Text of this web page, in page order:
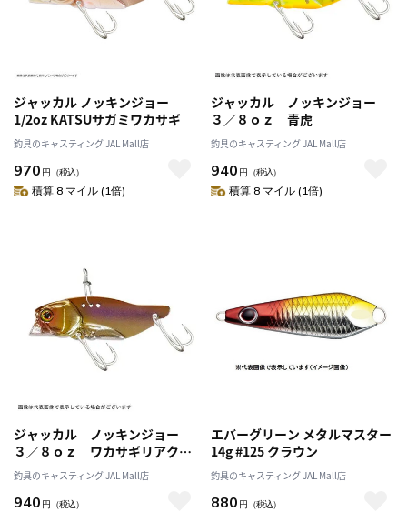
ジャッカル ノッキンジョー
1/2oz KATSUサガミワカサギ
釣具のキャスティング JAL Mall店
970 円 （税込）
積算 8 マイル (1倍)
ジャッカル ノッキンジョー
３／８ｏｚ 青虎
釣具のキャスティング JAL Mall店
940 円 （税込）
積算 8 マイル (1倍)
ジャッカル ノッキンジョー
３／８ｏｚ ワカサギリアクシ
ョン
釣具のキャスティング JAL Mall店
940 円 （税込）
エバーグリーン メタルマスター
14g #125 クラウン
釣具のキャスティング JAL Mall店
880 円 （税込）